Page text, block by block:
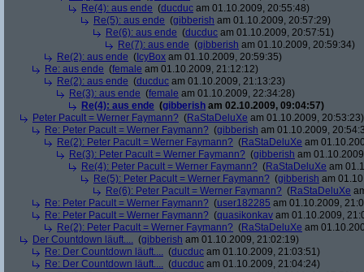
Re(4): aus ende (ducduc am 01.10.2009, 20:55:48)
Re(5): aus ende (gibberish am 01.10.2009, 20:57:29)
Re(6): aus ende (ducduc am 01.10.2009, 20:57:51)
Re(7): aus ende (gibberish am 01.10.2009, 20:59:34)
Re(2): aus ende ( IcyBox am 01.10.2009, 20:59:35)
Re: aus ende (female am 01.10.2009, 21:12:12)
Re(2): aus ende (ducduc am 01.10.2009, 21:13:23)
Re(3): aus ende (female am 01.10.2009, 22:34:28)
Re(4): aus ende (gibberish am 02.10.2009, 09:04:57)
Peter Pacult = Werner Faymann? (RaStaDeluXe am 01.10.2009, 20:53:23)
Re: Peter Pacult = Werner Faymann? (gibberish am 01.10.2009,
Re(2): Peter Pacult = Werner Faymann? (RaStaDeluXe am
Re(3): Peter Pacult = Werner Faymann? (gibberish am
Re(4): Peter Pacult = Werner Faymann? (RaStaDeluXe am
Re(5): Peter Pacult = Werner Faymann? (gibberish am
Re(6): Peter Pacult = Werner Faymann? (RaStaDeluXe
Re: Peter Pacult = Werner Faymann? (user182285 am 01.10.2009,
Re: Peter Pacult = Werner Faymann? (quasikonkav am 01.10.2009,
Re(2): Peter Pacult = Werner Faymann? (RaStaDeluXe am
Der Countdown läuft.... (gibberish am 01.10.2009, 21:02:19)
Re: Der Countdown läuft.... (ducduc am 01.10.2009, 21:03:51)
Re: Der Countdown läuft.... (ducduc am 01.10.2009, 21:04:24)